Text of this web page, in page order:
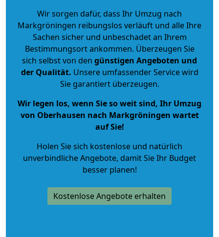
Wir sorgen dafür, dass Ihr Umzug nach
Markgröningen reibungslos verläuft und alle Ihre
Sachen sicher und unbeschadet an Ihrem
Bestimmungsort ankommen. Überzeugen Sie
sich selbst von den günstigen Angeboten und
der Qualität. Unsere umfassender Service wird
Sie garantiert überzeugen.
Wir legen los, wenn Sie so weit sind, Ihr Umzug
von Oberhausen nach Markgröningen wartet
auf Sie!
Holen Sie sich kostenlose und natürlich
unverbindliche Angebote, damit Sie Ihr Budget
besser planen!
Kostenlose Angebote erhalten